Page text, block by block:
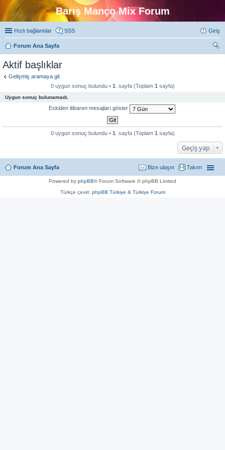
Barış Manço Mix Forum
Hızlı bağlantılar SSS Giriş
Forum Ana Sayfa
Aktif başlıklar
Gelişmiş aramaya git
0 uygun sonuç bulundu • 1 . sayfa (Toplam 1 sayfa)
Uygun sonuç bulunamadı.
Eskiden itibaren mesajları göster
0 uygun sonuç bulundu • 1 . sayfa (Toplam 1 sayfa)
Geçiş yap
Forum Ana Sayfa Takım
Bize ulaşın
Powered by phpBB® Forum Software © phpBB Limited
Türkçe çeviri: phpBB Türkiye & Türkiye Forum